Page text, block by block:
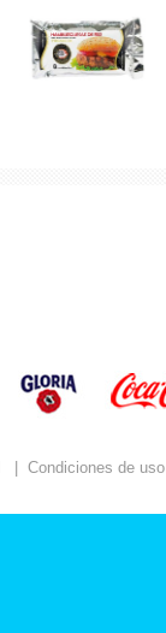
Condiciones de uso